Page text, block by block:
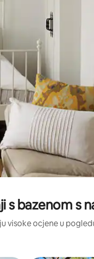
gore i prema dolje,
s bazenom s
visoke ocjene u